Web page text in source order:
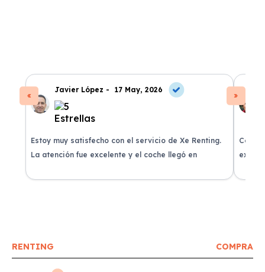
Javier López - 17 May, 2026
Estoy muy satisfecho con el servicio de Xe Renting.
La atención fue excelente y el coche llegó en
RENTING COMPRA